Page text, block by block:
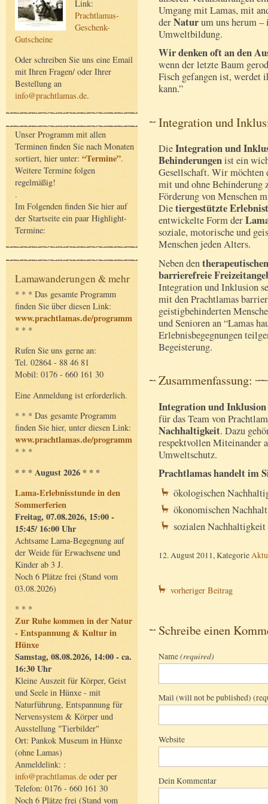
Link:
Prachtlamas-
Geschenk-
Gutscheine
Oder schreiben Sie uns eine Email
mit Ihren Fragen/ oder Ihrer
Bestellung an
info@prachtlamas.de.
Unser Programm mit allen
Terminen finden Sie nach Monaten
sortiert, hier unter: “Termine”.
Weitere Termine folgen
regelmäßig!
.
Im Folgenden finden Sie hier auf
der Startseite ein paar Highlight-
Termine:
Lamawanderungen & mehr
* * * Das gesamte Programm
finden Sie über diesen Link:
www.prachtlamas.de/programm
* * *
Rufen Sie uns gerne an:
Tel. 02864 - 88 46 81
Mobil: 0176 - 660 161 30
Eine Anmeldung ist erforderlich.
* * * Das gesamte Programm
finden Sie hier, unter diesen Link:
www.prachtlamas.de/programm
* * *
* * * August 2026 * * *
Lama-Erlebnisstunde in den
Sommerferien
Freitag, 07.08.2026, 15:00 -
15:45/ 16:00 Uhr
Achtsame Lama-Begegnung auf
der Weide für Erwachsene und
Kinder ab 3 J.
Noch 6 Plätze frei (Stand vom
03.08.2026)
* * *
Zur Ruhe kommen in der Natur
- Entspannung & Kultur in
Hünxe
Samstag, 08.08.2026, 14:00 - ca.
16:30 Uhr
Kleine Auszeit für Körper, Geist
und Seele in Hünxe - mit
Naturführung, Entspannung für
Nervensystem & Körper und
Ausstellung "Tierbilder"
Ort: Pankok Museum in Hünxe
(ohne Lamas)
Anmeldelink: :
info@prachtlamas.de oder per
Telefon: 0176 - 660 161 30
Noch 6 Plätze frei (Stand vom
Umgang mit Lamas, mit
derNaturum uns herum
Umweltbildung.
Wir denken oft an den
wenn der letzte Baum
Fisch gefangen ist, werdet
kann.”
Integration und
DieIntegration und
Behinderungenist ein
Gesellschaft. Wir möchten
mit und ohne Behinderung
Förderung von Menschen
Dietiergestützte
entwickelte Form der
soziale, motorische und
Menschen jeden Alters.
Neben den
barrierefreie
Integration und Inklusion
mit den Prachtlamas
geistigbehinderten
und Senioren an “Lamas
Erlebnisbegegnungen
Begeisterung.
Zusammenfassung:
Integration und Inklusion
für das Team von
Nachhaltigkeit. Dazu
respektvollen Miteinander
Umweltschutz.
Prachtlamas handelt im
ökologischen
ökonomischen
sozialen Nachhaltigkeit
12. August 2011, Kategorie
vorheriger Beitrag
Schreibe einen
Name(required)
Mail (will not be published)
Website
Dein Kommentar